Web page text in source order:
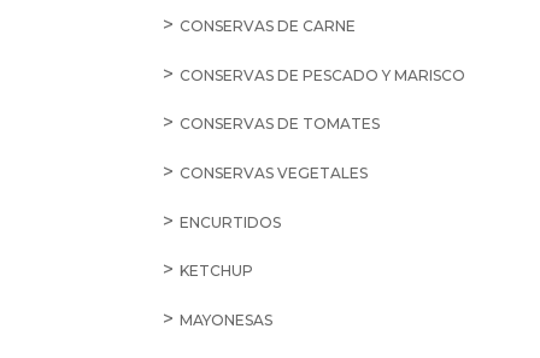
CONSERVAS DE CARNE
CONSERVAS DE PESCADO Y MARISCO
CONSERVAS DE TOMATES
CONSERVAS VEGETALES
ENCURTIDOS
KETCHUP
MAYONESAS